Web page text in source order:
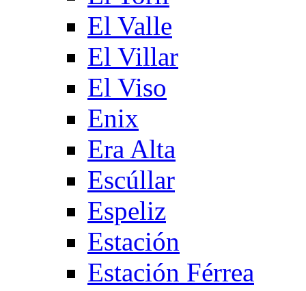
El Valle
El Villar
El Viso
Enix
Era Alta
Escúllar
Espeliz
Estación
Estación Férrea